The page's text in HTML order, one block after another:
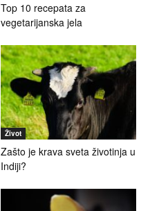
Top 10 recepata za
vegetarijanska jela
Život
Zašto je krava sveta životinja u
Indiji?